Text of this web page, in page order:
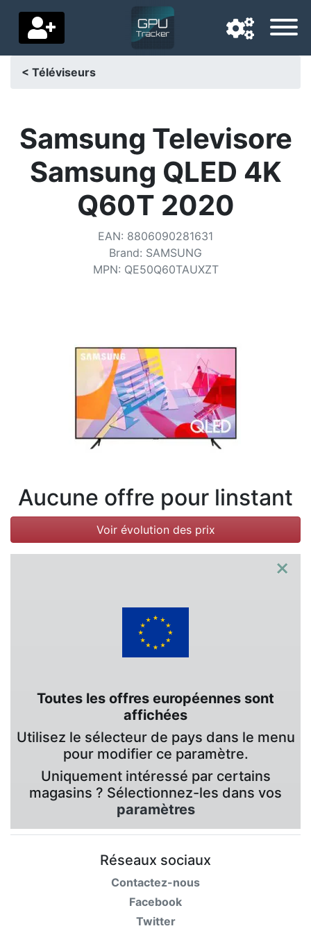
Pays de livraison
Accueil
Baisses de prix
Catégories
< Téléviseurs
Samsung Televisore
Samsung QLED 4K
Q60T 2020
EAN: 8806090281631
Brand: SAMSUNG
MPN: QE50Q60TAUXZT
Aucune offre pour linstant
Voir évolution des prix
×
Toutes les offres européennes sont
affichées
Utilisez le sélecteur de pays dans le menu
pour modifier ce paramètre.
Uniquement intéressé par certains
magasins ? Sélectionnez-les dans vos
paramètres
Réseaux sociaux
Contactez-nous
Facebook
Twitter